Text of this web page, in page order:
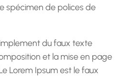
spécimen de polices de
du faux texte
et la mise en page
Lorem Ipsum est le faux